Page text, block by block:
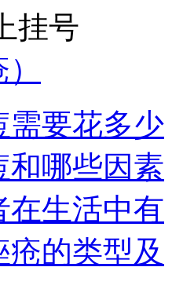
挂号
需要花多少
和哪些因素
在生活中有
的类型及